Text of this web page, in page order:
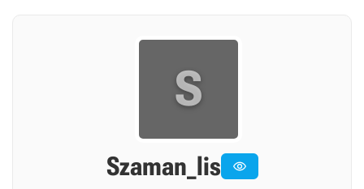
S
Szaman_lis 